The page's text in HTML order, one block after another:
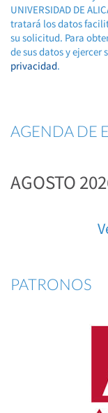
UNIVERSIDAD DE
tratará los datos
su solicitud. Para
de sus datos y ejercer
privacidad.
AGENDA DE
AGOSTO
PATRONOS